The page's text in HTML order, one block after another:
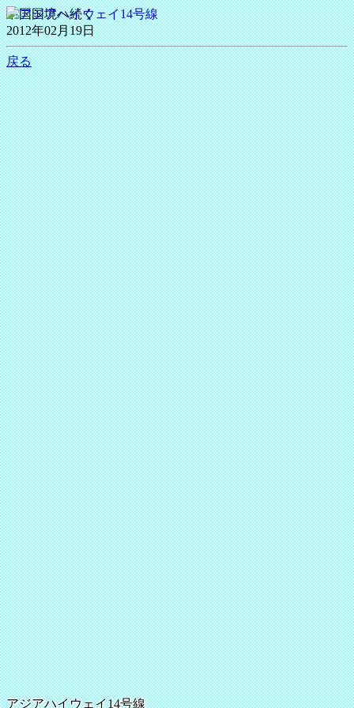
アジアハイウェイ14号線
中国国境へ続く
2012年02月19日
戻る